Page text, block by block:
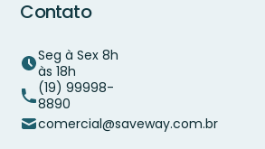
Contato
Seg à Sex 8h
às 18h
(19) 99998-
8890
comercial@saveway.com.br